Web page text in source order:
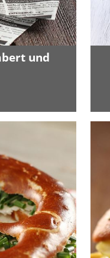
und